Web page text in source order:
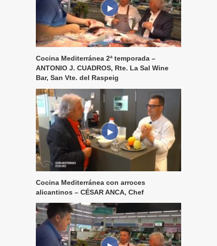
Cocina Mediterránea 2ª temporada –
ANTONIO J. CUADROS, Rte. La Sal Wine
Bar, San Vte. del Raspeig
Cocina Mediterránea con arroces
alicantinos – CÉSAR ANCA, Chef